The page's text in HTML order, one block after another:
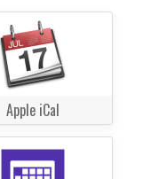
Apple iCal